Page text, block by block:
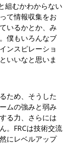
組むかわからない
て情報収集をお
いるかとか、み
僕もいろんなブ
ンスピレーショ
いいなと思いま
ため、そうした
ムの強みと弱み
る力、さらには
。FRCは技術交流
にレベルアップ